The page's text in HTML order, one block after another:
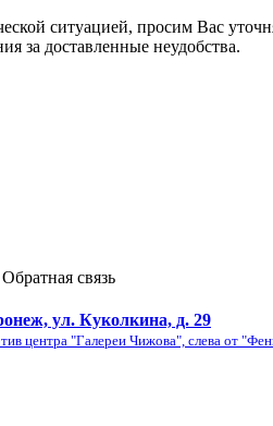
ситуацией, просим Вас
за доставленные неудобства.
Обратная связь
ул. Куколкина, д. 29
центра "Галереи Чижова", слева от